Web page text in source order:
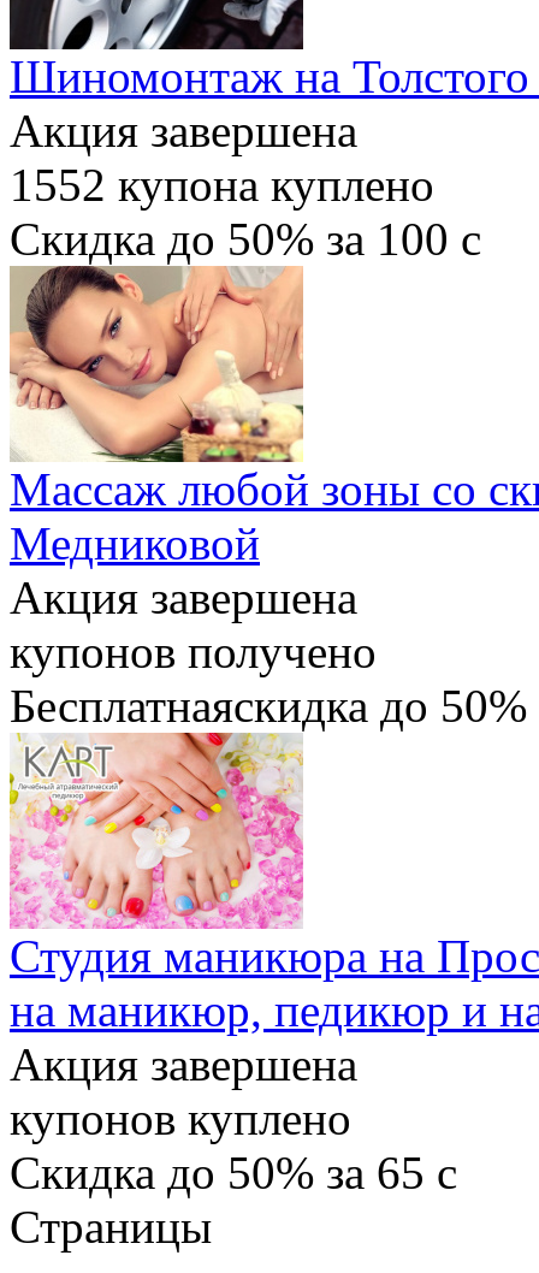
Шиномонтаж на Толстого
Акция завершена
1552 купона куплено
Скидка до 50% за 100 c
Массаж любой зоны со
Медниковой
Акция завершена
купонов получено
Бесплатнаяскидка до 50%
Студия маникюра на
на маникюр, педикюр и
Акция завершена
купонов куплено
Скидка до 50% за 65 c
Страницы